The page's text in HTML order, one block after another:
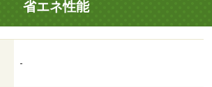
省エネ性能
-